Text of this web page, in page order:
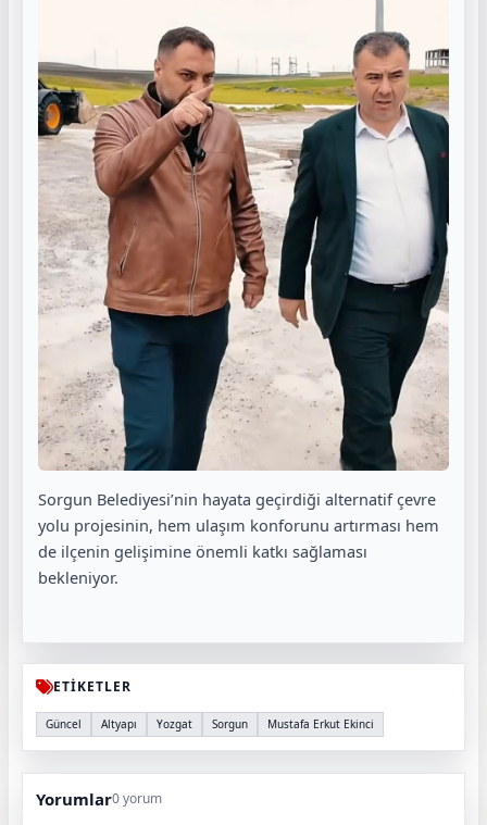
Sorgun Belediyesi’nin hayata geçirdiği alternatif çevre
yolu projesinin, hem ulaşım konforunu artırması hem
de ilçenin gelişimine önemli katkı sağlaması
bekleniyor.
ETİKETLER
Güncel Altyapı Yozgat Sorgun Mustafa Erkut Ekinci
Yorumlar0 yorum